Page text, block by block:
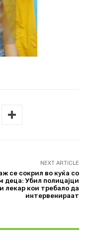
NEXT ARTICLE
се сокрил во куќа со
деца: Убил полицајци
и лекар кои требало да
интервенираат